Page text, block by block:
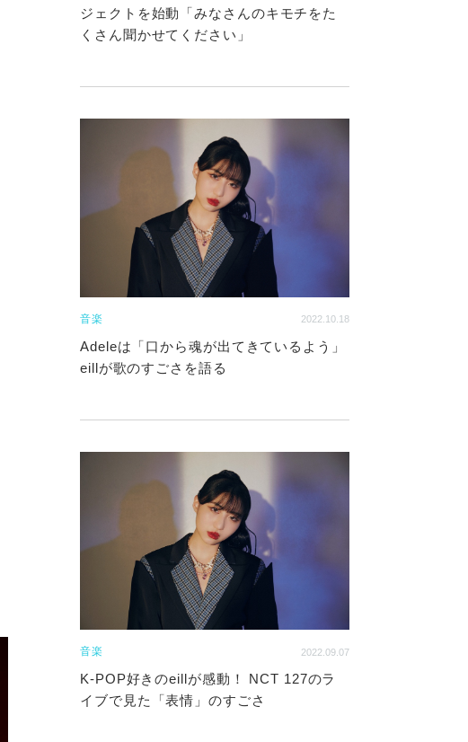
ジェクトを始動「みなさんのキモチをた
くさん聞かせてください」
音楽 2022.10.18
Adeleは「口から魂が出てきているよう」
eillが歌のすごさを語る
音楽 2022.09.07
K-POP好きのeillが感動！ NCT 127のラ
イブで見た「表情」のすごさ